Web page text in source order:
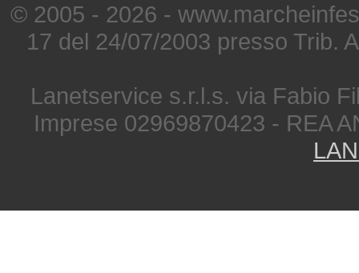
© 2005 - 2026 -
17 del 24/07/2003 presso Trib.
Lanetservice s.r.l.s. via Fabio
Imprese 02969870423 - REA